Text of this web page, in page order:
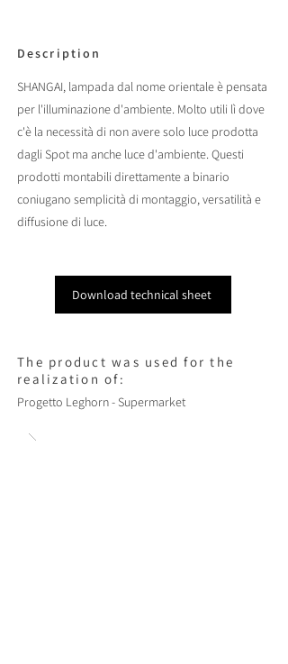
Description
SHANGAI, lampada dal nome orientale è pensata
per l'illuminazione d'ambiente. Molto utili lì dove
c'è la necessità di non avere solo luce prodotta
dagli Spot ma anche luce d'ambiente. Questi
prodotti montabili direttamente a binario
coniugano semplicità di montaggio, versatilità e
diffusione di luce.
Download technical sheet
The product was used for the
realization of:
Progetto Leghorn - Supermarket